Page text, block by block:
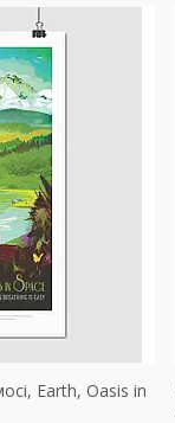
Earth, Oasis in